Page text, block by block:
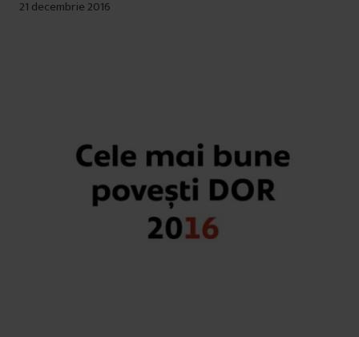
21 decembrie 2016